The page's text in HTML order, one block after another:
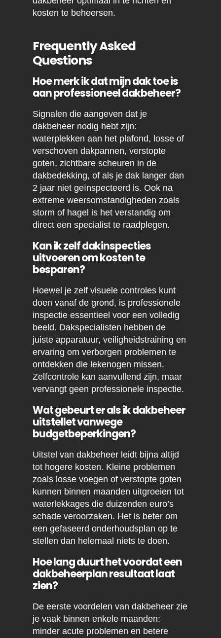
kosten te beheersen.
Frequently Asked
Questions
Hoe merk ik dat mijn dak toe is
aan professioneel dakbeheer?
Signalen die aangeven dat je
dakbeheer nodig hebt zijn:
waterplekken aan het plafond, losse of
verschoven dakpannen, verstopte
goten, zichtbare scheuren in de
dakbedekking, of als je dak langer dan
2 jaar niet geïnspecteerd is. Ook na
extreme weersomstandigheden zoals
storm of hagel is het verstandig om
direct een specialist te raadplegen.
Kan ik zelf dakinspecties
uitvoeren om kosten te
besparen?
Hoewel je zelf visuele controles kunt
doen vanaf de grond, is professionele
inspectie essentieel voor een volledig
beeld. Dakspecialisten hebben de
juiste apparatuur, veiligheidstraining en
ervaring om verborgen problemen te
ontdekken die lekenogen missen.
Zelfcontrole kan aanvullend zijn, maar
vervangt geen professionele inspectie.
Wat gebeurt er als ik dakbeheer
uitstellet vanwege
budgetbeperkingen?
Uitstel van dakbeheer leidt bijna altijd
tot hogere kosten. Kleine problemen
zoals losse voegen of verstopte goten
kunnen binnen maanden uitgroeien tot
waterlekkages die duizenden euro’s
schade veroorzaken. Het is beter om
een gefaseerd onderhoudsplan op te
stellen dan helemaal niets te doen.
Hoe lang duurt het voordat een
dakbeheerplan resultaat laat
zien?
De eerste voordelen van dakbeheer zie
je vaak binnen enkele maanden:
minder acute problemen en betere